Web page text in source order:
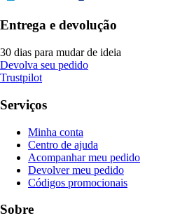
Entrega e devolução
30 dias para mudar de ideia
Devolva seu pedido
Trustpilot
Serviços
Minha conta
Centro de ajuda
Acompanhar meu pedido
Devolver meu pedido
Códigos promocionais
Sobre